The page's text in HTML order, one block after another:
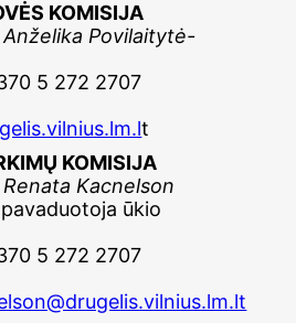
KOMISIJA
Anželika Povilaitytė-
5 272 2707
t
KOMISIJA
Renata Kacnelson
ūkio
5 272 2707